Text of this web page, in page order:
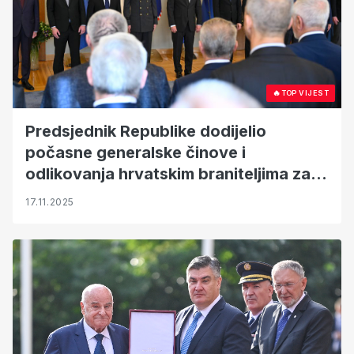
🔥TOP VIJEST
Predsjednik Republike dodijelio
počasne generalske činove i
odlikovanja hrvatskim braniteljima za
doprinos u Domovinskom ratu
17.11.2025